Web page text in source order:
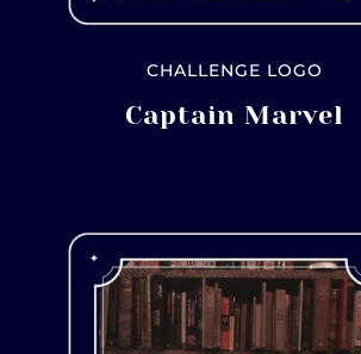
CHALLENGE LOGO
Captain Marvel